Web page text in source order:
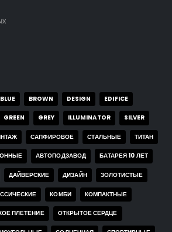
BLUE BROWN DESIGN EDIFICE
GREEN GREY ILLUMINATOR SILVER
САПФИРОВОЕ СТАЛЬНЫЕ ТИТАН
АВТОПОДЗАВОД БАТАРЕЯ 10 ЛЕТ
ДАЙВЕРСКИЕ ДИЗАЙН ЗОЛОТИСТЫЕ
КОМБИ КОМПАКТНЫЕ
ПЛЕТЕНИЕ ОТКРЫТОЕ СЕРДЦЕ